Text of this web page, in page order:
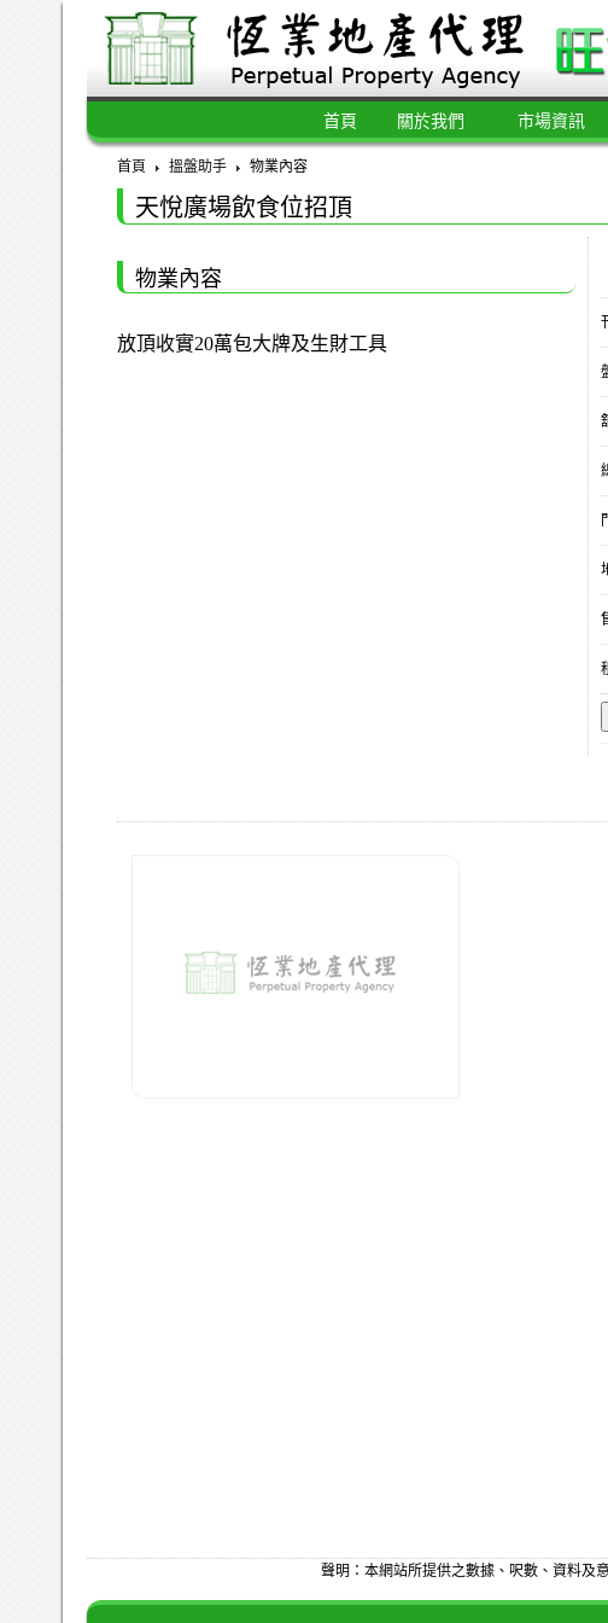
首頁 關於我們 市場資訊
首頁 搵盤助手 物業內容
天悅廣場飲食位招頂
物業內容
放頂收實20萬包大牌及生財工具
聲明：本網站所提供之數據、呎數、資料及